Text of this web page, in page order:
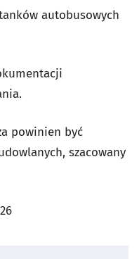
autobusowych
powinien być
szacowany